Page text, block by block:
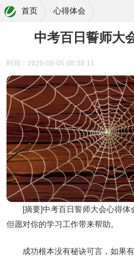
首页 心得体会
中考百日誓师大
时间：2025-08-05 08:38:11
[摘要]中考百日誓师大会心得体
但愿对你的学习工作带来帮助。
成功根本没有秘诀可言，如果